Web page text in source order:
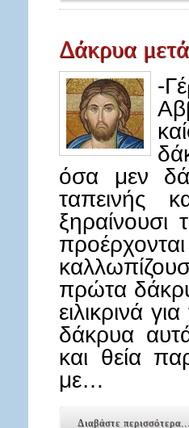
Δάκρυα
-
όσα μεν
ταπεινής
πρώτα
ειλικρινά
δάκρυα
και θεία
με…
Διαβάστε περισσότερα...